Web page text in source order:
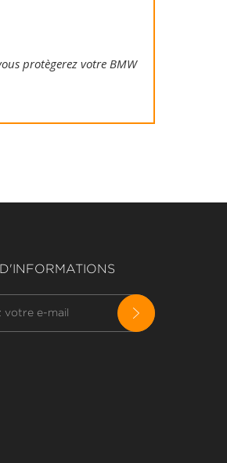
protègerez votre BMW